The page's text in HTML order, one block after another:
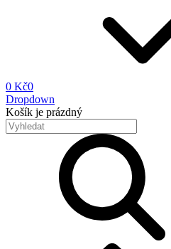
0 Kč0
Dropdown
Košík je prázdný